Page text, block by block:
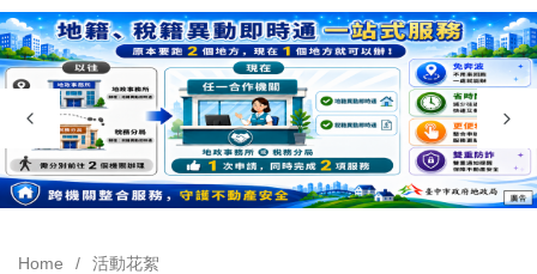
Home
活動花絮